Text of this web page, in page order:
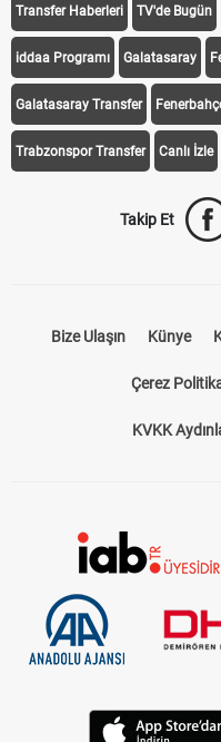
Transfer Haberleri TV'de Bugün
iddaa Programı Galatasaray
Galatasaray Transfer
Trabzonspor Transfer Canlı İzle
Takip Et
Bize Ulaşın Künye
Çerez
KVKK